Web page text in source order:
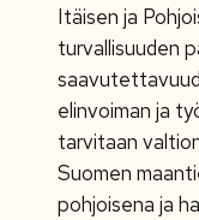
Itäisen ja
turvallisuuden
elinvoiman ja
tarvitaan
Suomen
pohjoisena ja